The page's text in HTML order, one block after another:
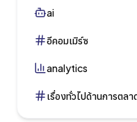
ai
อีคอมเมิร์ซ
analytics
เรื่องทั่วไปด้านการตล